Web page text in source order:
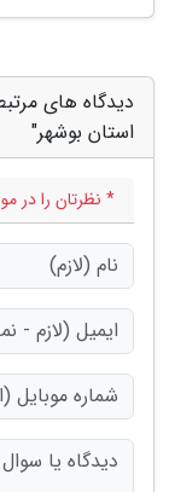
دیدگاه های
استان بوشهر"
* نظرتان را در